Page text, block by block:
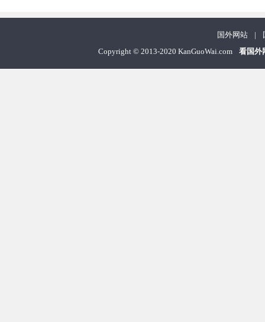
国外网站 |
Copyright© 2013-2020 KanGuoWai.com 看国外